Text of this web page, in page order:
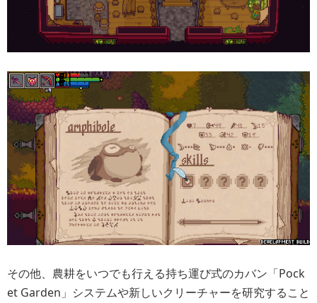
その他、農耕をいつでも行える持ち運び式のカバン「Pock
et Garden」システムや新しいクリーチャーを研究すること